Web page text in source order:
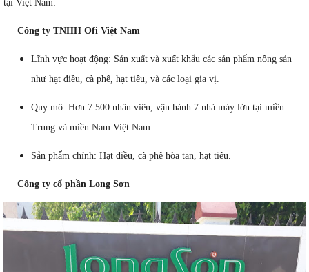
tại Việt Nam:
Công ty TNHH Ofi Việt Nam
Lĩnh vực hoạt động: Sản xuất và xuất khẩu các sản phẩm nông sản
như hạt điều, cà phê, hạt tiêu, và các loại gia vị.
Quy mô: Hơn 7.500 nhân viên, vận hành 7 nhà máy lớn tại miền
Trung và miền Nam Việt Nam.
Sản phẩm chính: Hạt điều, cà phê hòa tan, hạt tiêu.
Công ty cổ phần Long Sơn